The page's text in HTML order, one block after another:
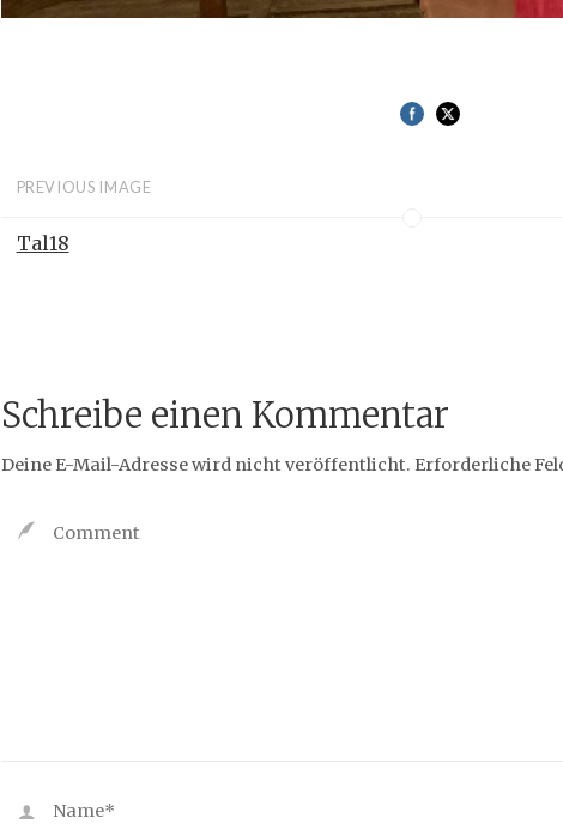
PREVIOUS IMAGE
Tal18
Schreibe einen Kommentar
Deine E-Mail-Adresse wird nicht veröffentlicht. Erforderliche